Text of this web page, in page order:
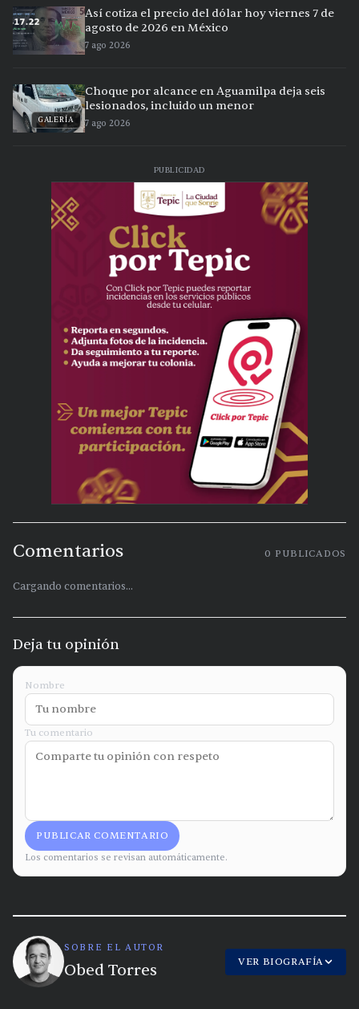
Así cotiza el precio del dólar hoy viernes 7 de
agosto de 2026 en México
7 ago 2026
GALERÍA
Choque por alcance en Aguamilpa deja seis
lesionados, incluido un menor
7 ago 2026
PUBLICIDAD
Comentarios 0 PUBLICADOS
Cargando comentarios...
Deja tu opinión
Nombre
Tu comentario
PUBLICAR COMENTARIO
Los comentarios se revisan automáticamente.
SOBRE EL AUTOR
Obed Torres VER BIOGRAFÍA